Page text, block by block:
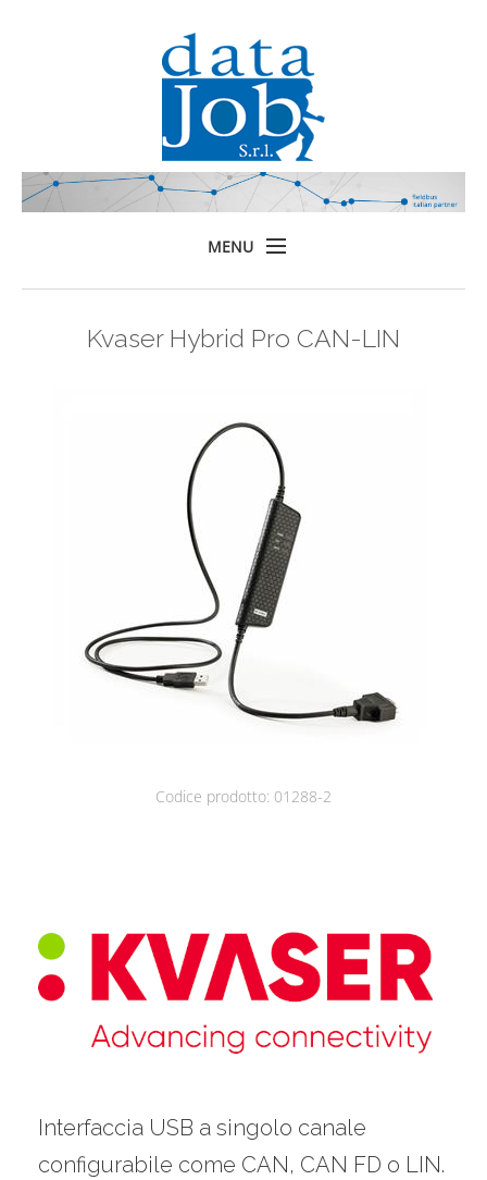
MENU
ProdottiKvaser Hybrid Pro CAN-LIN
Codice prodotto: 01288-2
Interfaccia USB a singolo canale
configurabile come CAN, CAN FD o LIN.